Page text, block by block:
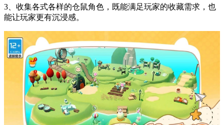
3、收集各式各样的仓鼠角色，既能满足玩家的收藏需求，也
能让玩家更有沉浸感。